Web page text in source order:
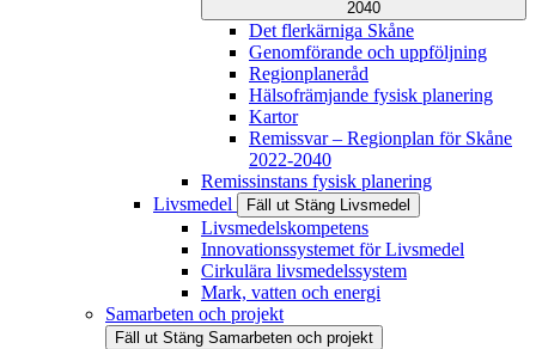
2040
Det flerkärniga Skåne
Genomförande och uppföljning
Regionplaneråd
Hälsofrämjande fysisk planering
Kartor
Remissvar – Regionplan för Skåne
2022-2040
Remissinstans fysisk planering
Livsmedel
Fäll ut Stäng Livsmedel
Livsmedelskompetens
Innovationssystemet för Livsmedel
Cirkulära livsmedelssystem
Mark, vatten och energi
Samarbeten och projekt
Fäll ut Stäng Samarbeten och projekt